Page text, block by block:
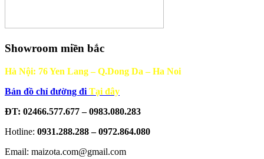
Showroom miền bắc
Hà Nội: 76 Yen Lang – Q.Dong Da – Ha Noi
Bản đồ chỉ đường đi Tại đây
ĐT: 02466.577.677 – 0983.080.283
Hotline: 0931.288.288 – 0972.864.080
Email: maizota.com@gmail.com